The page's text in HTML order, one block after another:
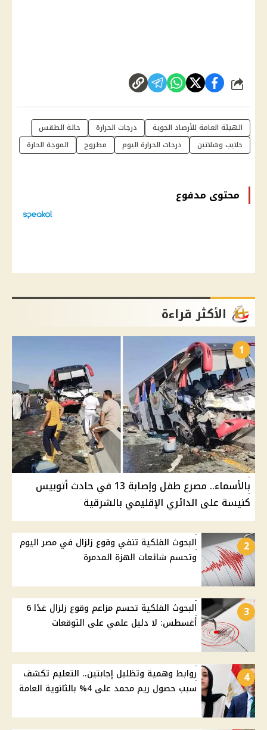
شارك
الهيئة العامة للأرصاد الجوية درجات الحرارة
حالة الطقس
حلايب وشلاتين
درجات الحرارة اليوم مطروح الموجة الحارة
محتوى مدفوع
الأكثر قراءة
1
بالأسماء.. مصرع طفل وإصابة 13 في حادث أتوبيس
كنيسة على الدائري الإقليمي بالشرقية
2
البحوث الفلكية تنفي وقوع زلزال في مصر اليوم
وتحسم شائعات الهزة المدمرة
3
البحوث الفلكية تحسم مزاعم وقوع زلزال غدًا 6
أغسطس: لا دليل علمي على التوقعات
4
روابط وهمية وتظليل إجابتين.. التعليم تكشف
سبب حصول ريم محمد على 4% بالثانوية العامة